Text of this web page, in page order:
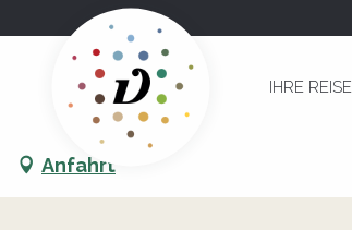
IHRE REISE
Anfahrt